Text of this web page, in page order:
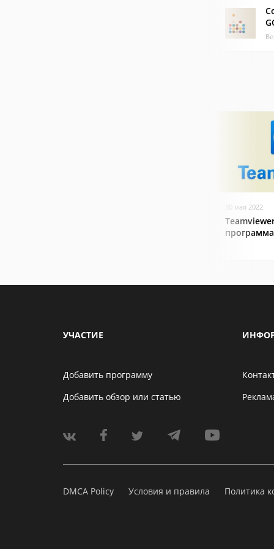
30 мая 2022
программа
УЧАСТИЕ
Добавить программу
Добавить обзор или статью
DMCA Policy Условия и правила Политика